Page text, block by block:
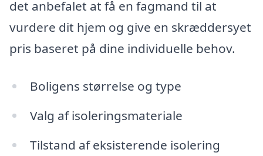
det anbefalet at få en fagmand til at
vurdere dit hjem og give en skræddersyet
pris baseret på dine individuelle behov.
Boligens størrelse og type
Valg af isoleringsmateriale
Tilstand af eksisterende isolering